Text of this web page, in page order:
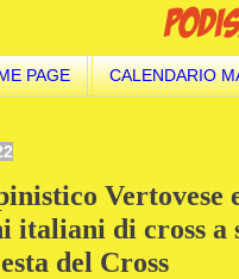
PAGE CALENDARIO
Vertovese
italiani di cross
del Cross